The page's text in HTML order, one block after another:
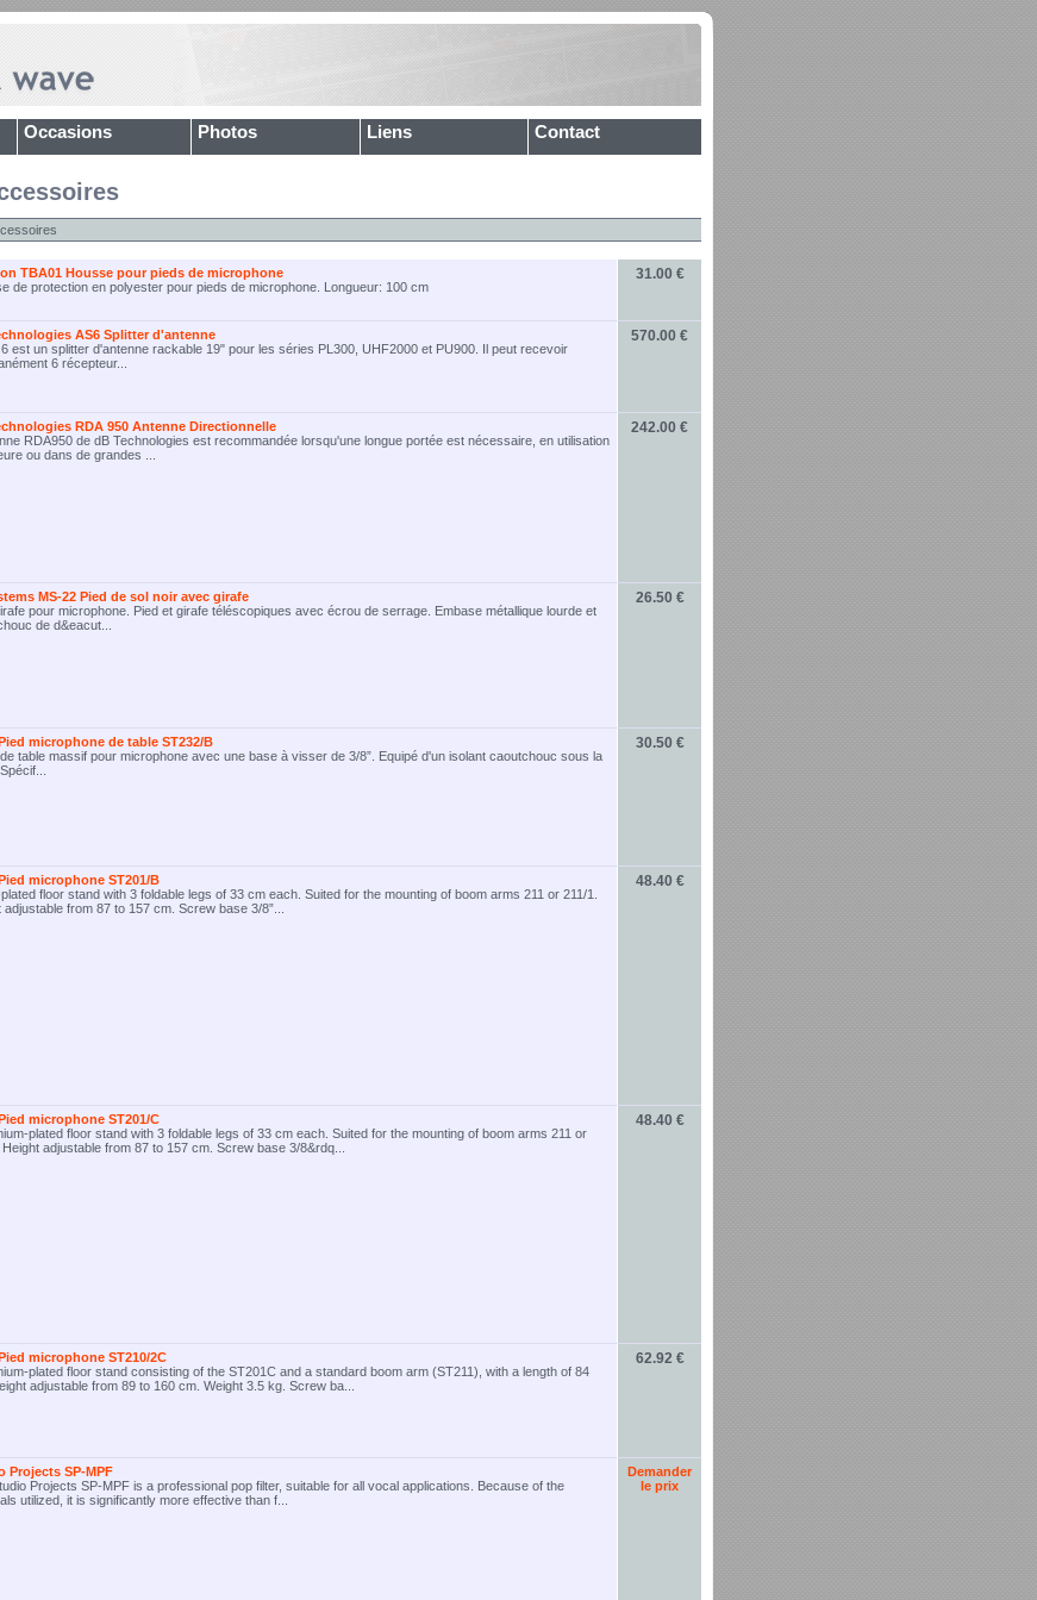
TBA01 Housse pour pieds de microphone
de protection en polyester pour pieds de microphone. Longueur: 100 cm
31.00 €
AS6 Splitter d'antenne
6 est un splitter d'antenne rackable 19" pour les séries PL300, UHF2000 et PU900. Il peut recevoir
6 récepteur...
570.00 €
RDA 950 Antenne Directionnelle
RDA950 de dB Technologies est recommandée lorsqu'une longue portée est nécessaire, en utilisation
ou dans de grandes ...
242.00 €
MS-22 Pied de sol noir avec girafe
pour microphone. Pied et girafe téléscopiques avec écrou de serrage. Embase métallique lourde et
de d&eacut...
26.50 €
microphone de table ST232/B
table massif pour microphone avec une base à visser de 3/8”. Equipé d'un isolant caoutchouc sous la
30.50 €
microphone ST201/B
floor stand with 3 foldable legs of 33 cm each. Suited for the mounting of boom arms 211 or 211/1.
adjustable from 87 to 157 cm. Screw base 3/8”...
48.40 €
microphone ST201/C
plated floor stand with 3 foldable legs of 33 cm each. Suited for the mounting of boom arms 211 or
Height adjustable from 87 to 157 cm. Screw base 3/8&rdq...
48.40 €
microphone ST210/2C
plated floor stand consisting of the ST201C and a standard boom arm (ST211), with a length of 84
adjustable from 89 to 160 cm. Weight 3.5 kg. Screw ba...
62.92 €
Projects SP-MPF
Projects SP-MPF is a professional pop filter, suitable for all vocal applications. Because of the
utilized, it is significantly more effective than f...
Demander
le prix
Occasions Photos Liens Contact